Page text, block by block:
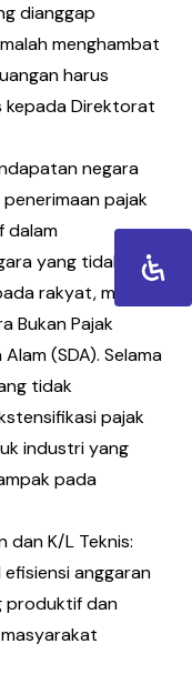
dianggap
menghambat
harus
kepada Direktorat
negara
pajak
dalam
yang tidak
rakyat, melalui
Bukan Pajak
(SDA). Selama
tidak
pajak
industri yang
pada
dan K/L Teknis:
anggaran
produktif dan